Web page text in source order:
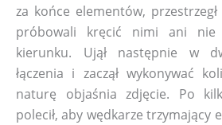
za końce elementów,
próbowali kręcić nimi ani nie
kierunku. Ujął następnie w
łączenia i zaczął wykonywać
naturę objaśnia zdjęcie. Po
polecił, aby wędkarze trzymający